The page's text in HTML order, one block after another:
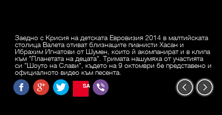
Заедно с Крисия на детската Евровизия 2014 в малтийската
столица Валета отиват близнаците пианисти Хасан и
Ибрахим Игнатови от Шумен, които й акомпанират и в клипа
към "Планетата на децата". Тримата нашумяха от участията
си "Шоуто на Слави", където на 9 октомври бе представено и
официалното видео към песента.
SAVE